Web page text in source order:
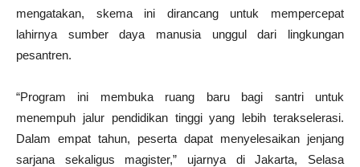
mengatakan, skema ini dirancang untuk mempercepat
lahirnya sumber daya manusia unggul dari lingkungan
pesantren.
“Program ini membuka ruang baru bagi santri untuk
menempuh jalur pendidikan tinggi yang lebih terakselerasi.
Dalam empat tahun, peserta dapat menyelesaikan jenjang
sarjana sekaligus magister,” ujarnya di Jakarta, Selasa